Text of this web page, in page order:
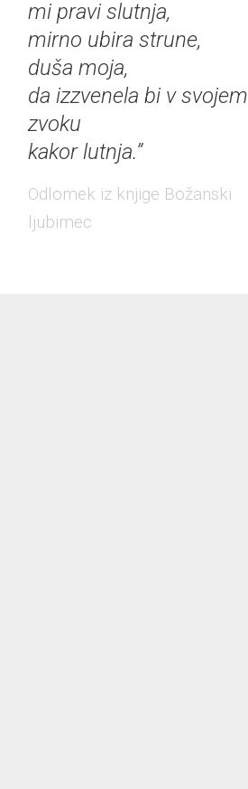
mi pravi slutnja,
mirno ubira strune,
duša moja,
da izzvenela bi v svojem
zvoku
kakor lutnja.”
Odlomek iz knjige Božanski
ljubimec